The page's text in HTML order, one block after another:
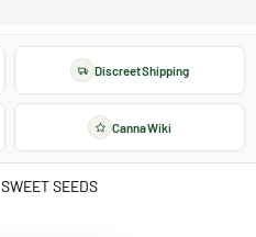
Discreet Shipping
Canna Wiki
SWEET SEEDS